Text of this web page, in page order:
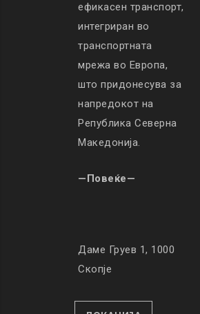
ефикасен транспорт,
интегриран во
транспортната
мрежа во Европа,
што придонесува за
напредокот на
Република Северна
Македонија.
—Повеќе—
Даме Груев 1, 1000
Скопје